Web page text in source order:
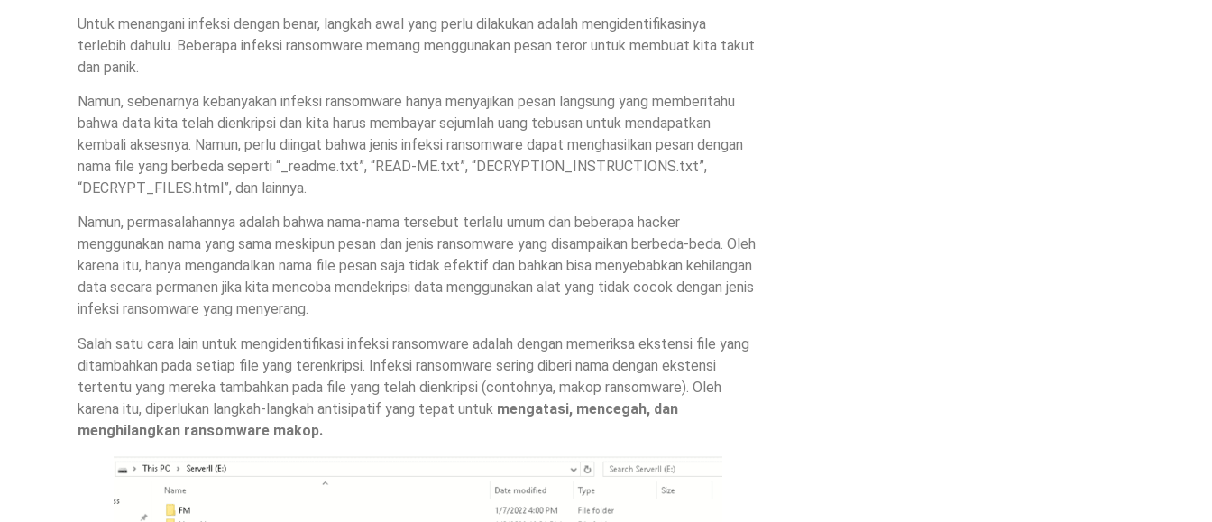
Untuk menangani infeksi dengan benar, langkah awal yang perlu dilakukan adalah mengidentifikasinya
terlebih dahulu. Beberapa infeksi ransomware memang menggunakan pesan teror untuk membuat kita takut
dan panik.
Namun, sebenarnya kebanyakan infeksi ransomware hanya menyajikan pesan langsung yang memberitahu
bahwa data kita telah dienkripsi dan kita harus membayar sejumlah uang tebusan untuk mendapatkan
kembali aksesnya. Namun, perlu diingat bahwa jenis infeksi ransomware dapat menghasilkan pesan dengan
nama file yang berbeda seperti “_readme.txt”, “READ-ME.txt”, “DECRYPTION_INSTRUCTIONS.txt”,
“DECRYPT_FILES.html”, dan lainnya.
Namun, permasalahannya adalah bahwa nama-nama tersebut terlalu umum dan beberapa hacker
menggunakan nama yang sama meskipun pesan dan jenis ransomware yang disampaikan berbeda-beda. Oleh
karena itu, hanya mengandalkan nama file pesan saja tidak efektif dan bahkan bisa menyebabkan kehilangan
data secara permanen jika kita mencoba mendekripsi data menggunakan alat yang tidak cocok dengan jenis
infeksi ransomware yang menyerang.
Salah satu cara lain untuk mengidentifikasi infeksi ransomware adalah dengan memeriksa ekstensi file yang
ditambahkan pada setiap file yang terenkripsi. Infeksi ransomware sering diberi nama dengan ekstensi
tertentu yang mereka tambahkan pada file yang telah dienkripsi (contohnya, makop ransomware). Oleh
karena itu, diperlukan langkah-langkah antisipatif yang tepat untuk mengatasi, mencegah, dan
menghilangkan ransomware makop.